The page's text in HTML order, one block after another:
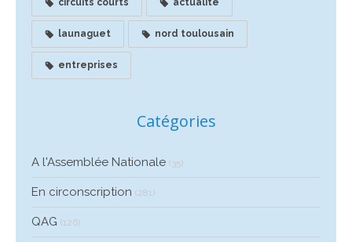
launaguet nord toulousain
entreprises
Catégories
A l'Assemblée Nationale (35)
En circonscription (281)
QAG (126)